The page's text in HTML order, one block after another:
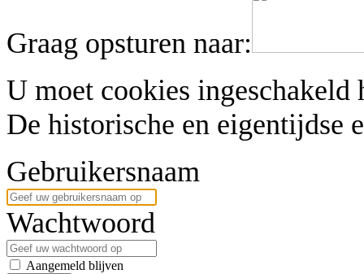
Graag opsturen naar:
U moet cookies ingeschakeld
De historische en eigentijdse
Gebruikersnaam
Wachtwoord
Aangemeld blijven